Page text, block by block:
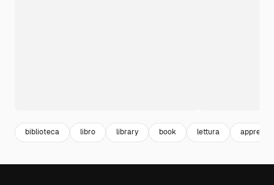
biblioteca libro library book lettura